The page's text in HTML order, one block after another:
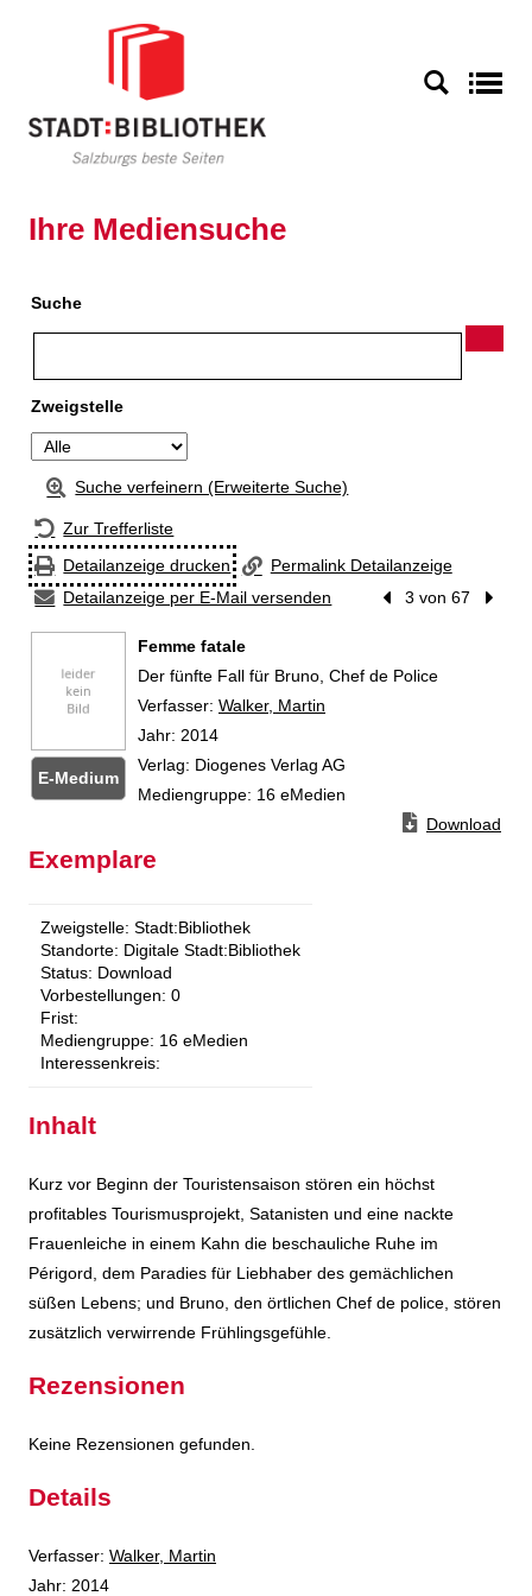
Ihre Mediensuche
Suche
Zweigstelle
Suche verfeinern (Erweiterte Suche)
Zur Trefferliste
Detailanzeige drucken
Permalink Detailanzeige
Detailanzeige per E-Mail versenden
Vorheriger Treffer
3 von 67
E-Medium
Femme fatale
Der fünfte Fall für Bruno, Chef de Police
Verfasser: Suche nach diesem Verfasser
Walker, Martin
Jahr: 2014
Verlag: Diogenes Verlag AG
Mediengruppe: 16 eMedien
Download
Zum Download
Exemplare
Zweigstelle: Stadt:Bibliothek
Standorte: Digitale Stadt:Bibliothek
Status: Download
Vorbestellungen: 0
Frist:
Mediengruppe: 16 eMedien
Interessenkreis:
Inhalt
Kurz vor Beginn der Touristensaison stören ein höchst
profitables Tourismusprojekt, Satanisten und eine nackte
Frauenleiche in einem Kahn die beschauliche Ruhe im
Périgord, dem Paradies für Liebhaber des gemächlichen
süßen Lebens; und Bruno, den örtlichen Chef de police, stören
zusätzlich verwirrende Frühlingsgefühle.
Rezensionen
Keine Rezensionen gefunden.
Details
Verfasser: Suche nach diesem Verfasser
Walker, Martin
Jahr: 2014